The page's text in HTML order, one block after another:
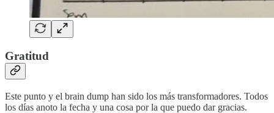
Gratitud
Este punto y el brain dump han sido los más transformadores. Todos
los días anoto la fecha y una cosa por la que puedo dar gracias.